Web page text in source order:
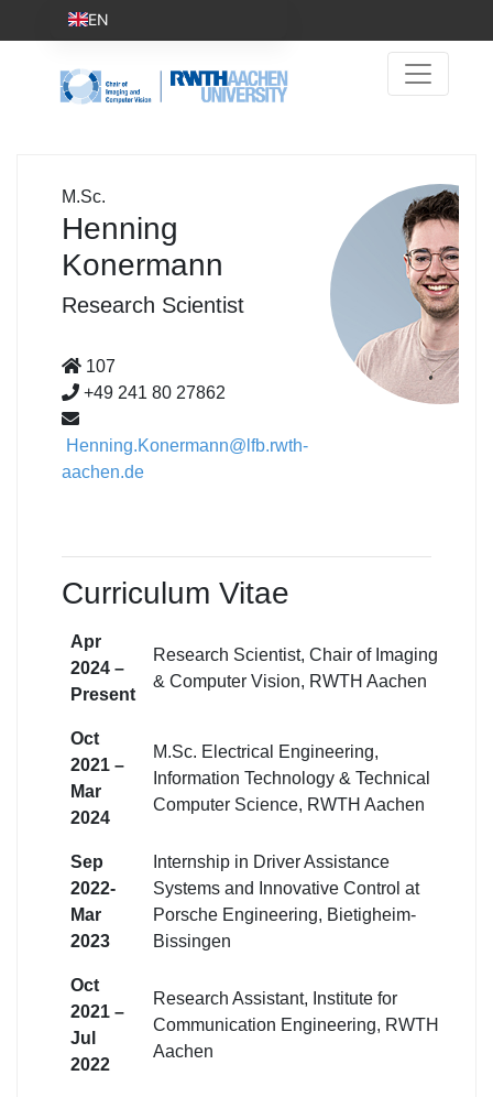
M.Sc.
Henning
Konermann
Research Scientist
107
+49 241 80 27862
Henning.Konermann@lfb.rwth-
aachen.de
Curriculum Vitae
Apr
2024 –
Present
Research Scientist, Chair of Imaging
& Computer Vision, RWTH Aachen
Oct
2021 –
Mar
2024
M.Sc. Electrical Engineering,
Information Technology & Technical
Computer Science, RWTH Aachen
Sep
2022-
Mar
2023
Internship in Driver Assistance
Systems and Innovative Control at
Porsche Engineering, Bietigheim-
Bissingen
Oct
2021 –
Jul
2022
Research Assistant, Institute for
Communication Engineering, RWTH
Aachen
EN